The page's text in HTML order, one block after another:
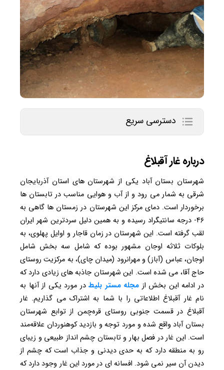
دسترسی سریع
درباره غار آقبلاغ
شهرستان بستان آباد یکی از شهرستان های استان آذربایجان
شرقی به شمار می رود و از آب و هوایی مناسب در تابستان ها
برخوردار است. دمای مرکز این شهرستان در زمستان ها گاهی به
۴۶- درجه سانتیگراد رسیده‌ و به همین دلیل سردترین شهر ایران
لقب گرفته ‌است. این شهرستان در زمان قاجار و اوایل پهلوی، به
بلوکات ثلاثه اوجان مشهور بوده‌ که شامل سه بخش شامل
اوجان، عباس (آباز) و مهرانرود (میدان چای)، به مرکزیت روستای
حاج آقا، می شده است. این شهرستان جاذبه های زیادی دارد که
در ادامه این بخش از مجله مستر بلیطدر مورد یکی از آنها به
نام غار آقبلاغ اطلاعاتی را با شما به اشتراک می گذاریم. غار
آقبلاغ در قسمت جنوبی روستای قره‌چمن از توابع شهرستان
بستان آباد واقع شده و مورد توجه و بازدید کوهنوردان علاقه‌مند
است. این غار در فصل بهار و تابستان چشم انداز طبیعی و زیبای
رو به منطقه دارد که به حدی دیدنی و جذاب است که چشم از
دیدن آن سیر نمی شود. افسانه ای در مورد این غار وجود دارد که